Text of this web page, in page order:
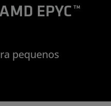
EPYC™
pequenos